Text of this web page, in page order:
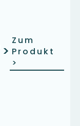
>
Zum
Produkt
>